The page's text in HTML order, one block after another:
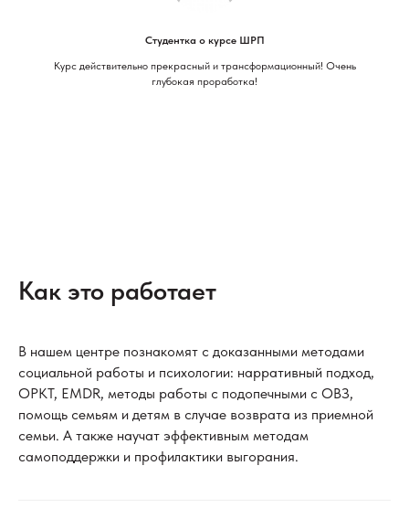
Студентка о курсе ШРП
Курс действительно прекрасный и трансформационный! Очень
глубокая проработка!
Как это работает
В нашем центре познакомят с доказанными методами
социальной работы и психологии: нарративный подход,
ОРКТ, EMDR, методы работы с подопечными с ОВЗ,
помощь семьям и детям в случае возврата из приемной
семьи. А также научат эффективным методам
самоподдержки и профилактики выгорания.